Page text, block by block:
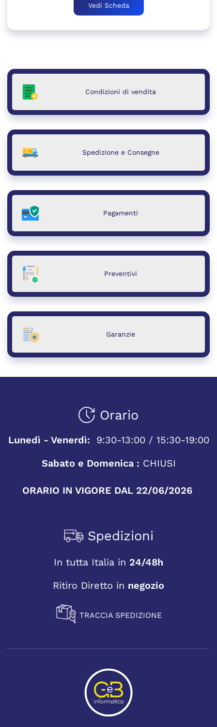
Vedi Scheda
Condizioni di vendita
Spedizione e Consegne
Pagamenti
Preventivi
Garanzie
Orario
Lunedì - Venerdì:
9:30-13:00 / 15:30-19:00
Sabato e Domenica : CHIUSI
ORARIO IN VIGORE DAL 22/06/2026
Spedizioni
In tutta Italia in 24/48h
Ritiro Diretto in negozio
TRACCIA SPEDIZIONE